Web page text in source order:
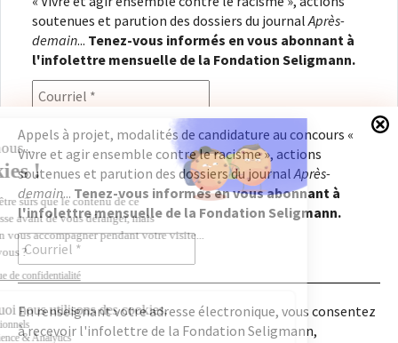
soutenues et parution des dossiers du journalAprès-
demain... Tenez-vous informés en vous abonnant à
l'infolettre mensuelle de la Fondation Seligmann.
En renseignant votre adresse électronique, vous
consentez à recevoir l'infolettre de la Fondation
Seligmann, conformément à notrepolitique de
confidentialité. Il vous sera possible de vous
désabonner à tout moment.
Copyright © 2026Fondation Seligmann|Mentions légales|Crédits
Appels à projet, modalités de candidature au concours «
Vivre et agir ensemble contre le racisme », actions
soutenues et parution des dossiers du journalAprès-
demain... Tenez-vous informés en vous abonnant à
l'infolettre mensuelle de la Fondation Seligmann.
En renseignant votre adresse électronique, vous consentez
à recevoir l'infolettre de la Fondation Seligmann,